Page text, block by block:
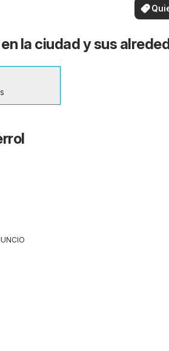
¡Vea
en su
ver
la ciudad y sus